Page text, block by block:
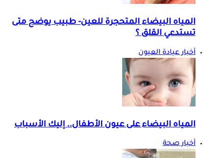
المياه البيضاء المتحجرة للعين- طبيب يوضح متى
تستدعي القلق ؟
أخبار عيادة العيون
المياه البيضاء على عيون الأطفال.. إليك الأسباب
أخبار صحة